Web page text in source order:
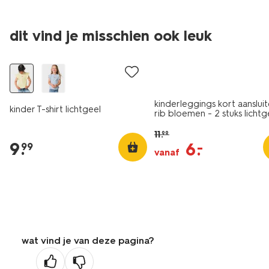
dit vind je misschien ook leuk
nieuw
kinder T-shirt lichtgeel
9.
99
sale
kinderleggings kort
rib bloemen - 2 stuks
11.99
vanaf 6.
–
wat vind je van deze pagina?